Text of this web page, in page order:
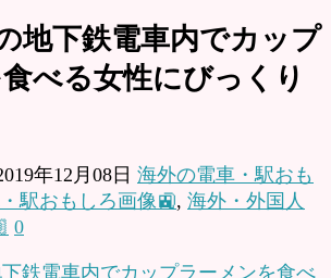
地下鉄電車内でカップ
べる女性にびっくり
年12月08日 海外の電車・駅おも
駅おもしろ画像🚉, 海外・外国人
0